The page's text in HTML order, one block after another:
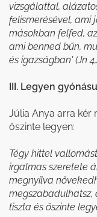
vizsgálattal,
felismerésével, ami
másokban felfed,
ami benned bűn,
és igazságban' (Jn
III. Legyen
Júlia Anya arra kér
őszinte legyen:
Tégy hittel
irgalmas szeretete
megnyílva
tiszta és őszinte